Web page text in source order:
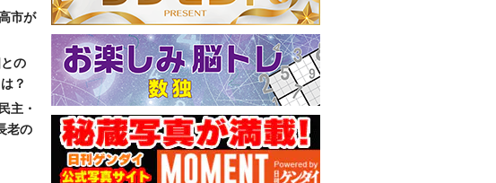
市が
の
？
主・
老の